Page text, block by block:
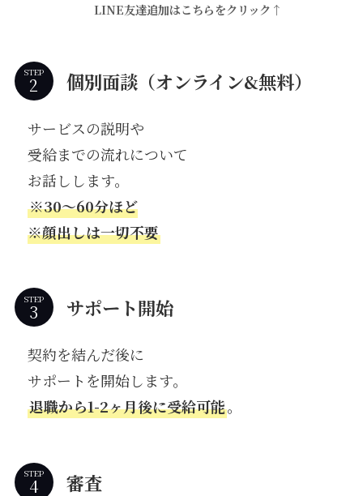
LINE友達追加はこちらをクリック↑
STEP 個別面談（オンライン&無料）
サービスの説明や
受給までの流れについて
お話しします。
※30〜60分ほど
※顔出しは一切不要
STEP サポート開始
契約を結んだ後に
サポートを開始します。
退職から1-2ヶ月後に受給可能。
STEP 審査